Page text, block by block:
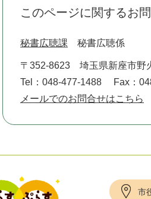
このページに関するお
秘書広聴課 秘書広聴係
〒352-8623
埼玉県新座市
Tel：048-477-1488
Fax：
メールでのお問合せはこちら
市